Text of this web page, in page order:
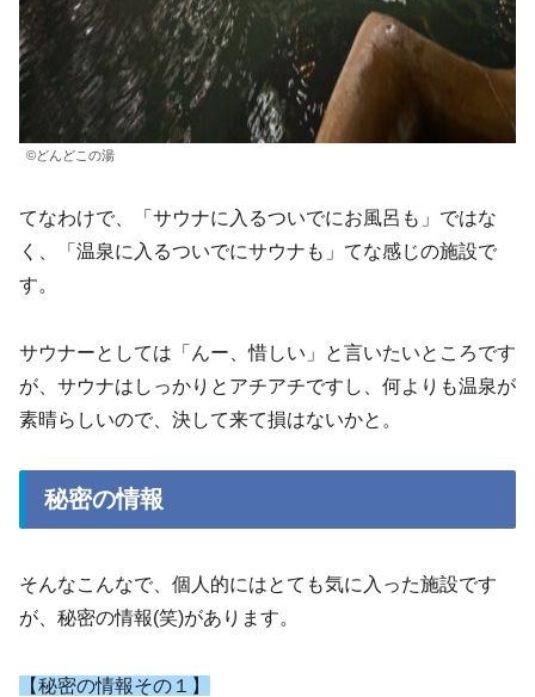
©どんどこの湯
てなわけで、「サウナに入るついでにお風呂も」ではな
く、「温泉に入るついでにサウナも」てな感じの施設で
す。
サウナーとしては「んー、惜しい」と言いたいところです
が、サウナはしっかりとアチアチですし、何よりも温泉が
素晴らしいので、決して来て損はないかと。
秘密の情報
そんなこんなで、個人的にはとても気に入った施設です
が、秘密の情報(笑)があります。
【秘密の情報その１】